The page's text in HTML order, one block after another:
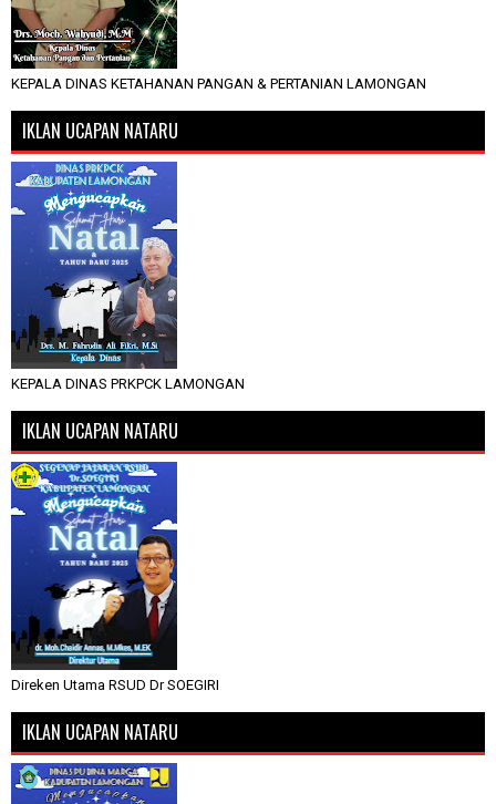
KEPALA DINAS KETAHANAN PANGAN & PERTANIAN LAMONGAN
IKLAN UCAPAN NATARU
KEPALA DINAS PRKPCK LAMONGAN
IKLAN UCAPAN NATARU
Direken Utama RSUD Dr SOEGIRI
IKLAN UCAPAN NATARU